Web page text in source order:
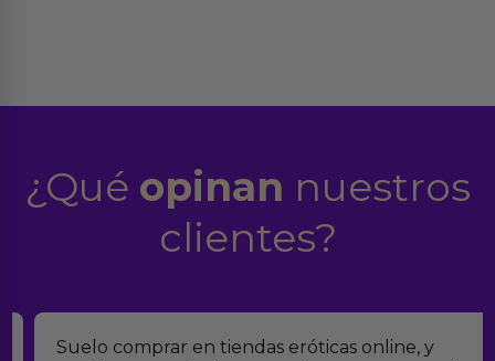
¿Qué opinan nuestros
clientes?
Suelo comprar en tiendas eróticas online, y